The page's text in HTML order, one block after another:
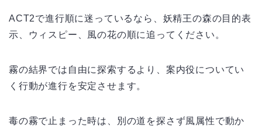
ACT2で進行順に迷っているなら、妖精王の森の目的表
示、ウィスピー、風の花の順に追ってください。
霧の結界では自由に探索するより、案内役についてい
く行動が進行を安定させます。
毒の霧で止まった時は、別の道を探さず風属性で動か